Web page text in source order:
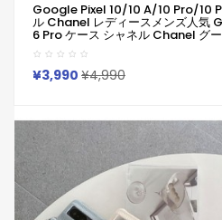
Google Pixel 10/10 A/10 Pro/10
ル Chanel レディースメンズ人気
6 Pro ケース シャネル Chanel グ
Pro Iphone 17 15 16 14 Pro Max
シック ロゴ 再現！
¥3,990 ¥4,990